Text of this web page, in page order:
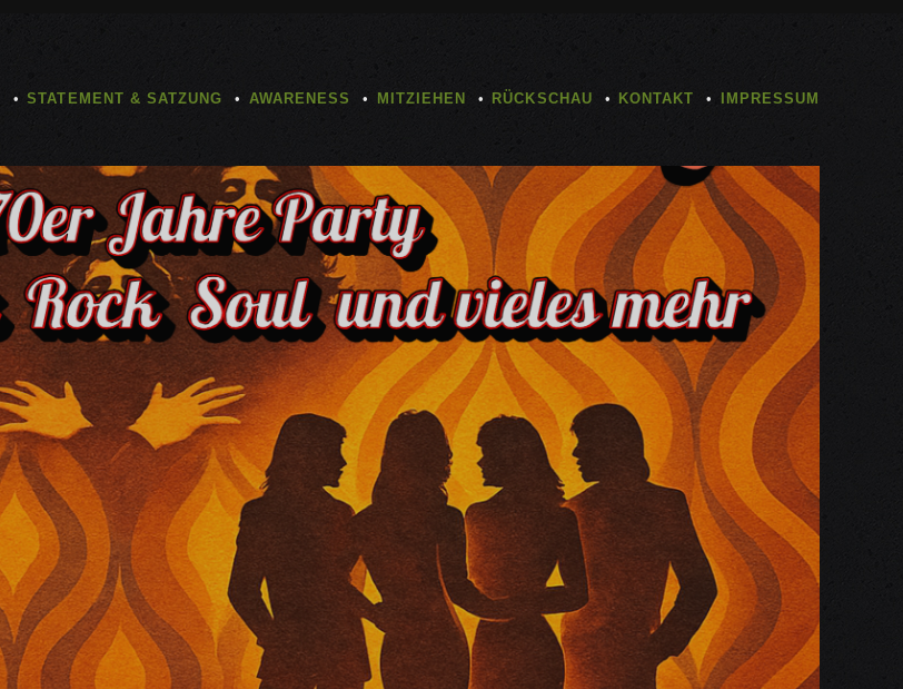
STATEMENT & SATZUNG AWARENESS MITZIEHEN RÜCKSCHAU KONTAKT IMPRESSUM